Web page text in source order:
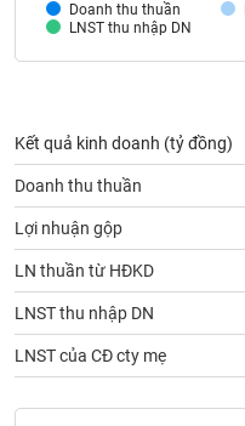
Doanh thu thuần
LNST thu nhập DN
Kết quả kinh doanh (tỷ đồng)
Doanh thu thuần
Lợi nhuận gộp
LN thuần từ HĐKD
LNST thu nhập DN
LNST của CĐ cty mẹ
Tất cả Người nội bộ
Bài
viết
của
tác
giả
(-)
Báo
phân